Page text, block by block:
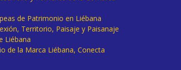
de Patrimonio en Liébana
Territorio, Paisaje y Paisanaje
Liébana
de la Marca Liébana, Conecta